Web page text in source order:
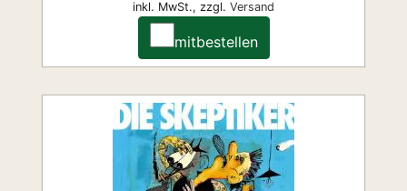
inkl. MwSt., zzgl. Versand
mitbestellen